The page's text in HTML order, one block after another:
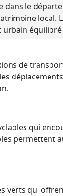
dans le
de
qui
permettent
verts qui